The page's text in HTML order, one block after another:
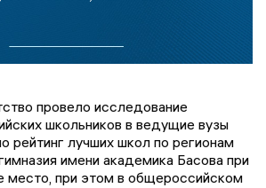
провело исследование
школьников в ведущие вузы
рейтинг лучших школ по регионам
имени академика Басова при
место, при этом в общероссийском